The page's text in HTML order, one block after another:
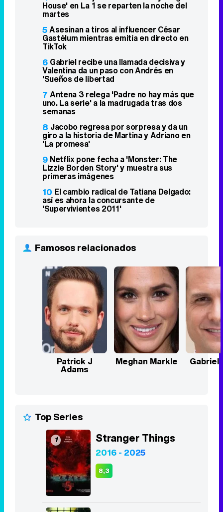
House' en La 1 se reparten la noche del
martes
5Asesinan a tiros al influencer César
Gastélum mientras emitía en directo en
TikTok
6 Gabriel recibe una llamada decisiva y
Valentina da un paso con Andrés en
'Sueños de libertad
7 Antena 3 relega 'Padre no hay más que
uno. La serie' a la madrugada tras dos
semanas
8 Jacobo regresa por sorpresa y da un
giro a la historia de Martina y Adriano en
'La promesa'
9 Netflix pone fecha a 'Monster: The
Lizzie Borden Story' y muestra sus
primeras imágenes
10 El cambio radical de Tatiana Delgado:
así es ahora la concursante de
'Supervivientes 2011'
Famosos relacionados
Patrick J
Adams
Meghan Markle Gabriel
Top Series
1 Stranger Things
2016 - 2025
8,3